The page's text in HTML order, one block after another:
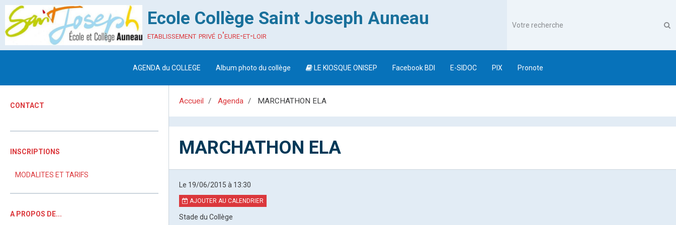
Ecole Collège Saint Joseph Auneau
etablissement privé d'eure-et-loir
AGENDA du COLLEGE Album photo du collège LE KIOSQUE ONISEP Facebook BDI E-SIDOC PIX Pronote
Accueil Agenda MARCHATHON ELA
MARCHATHON ELA
Le 19/06/2015 à 13:30
AJOUTER AU CALENDRIER
Stade du Collège
CONTACT
INSCRIPTIONS
MODALITES ET TARIFS
A PROPOS DE...